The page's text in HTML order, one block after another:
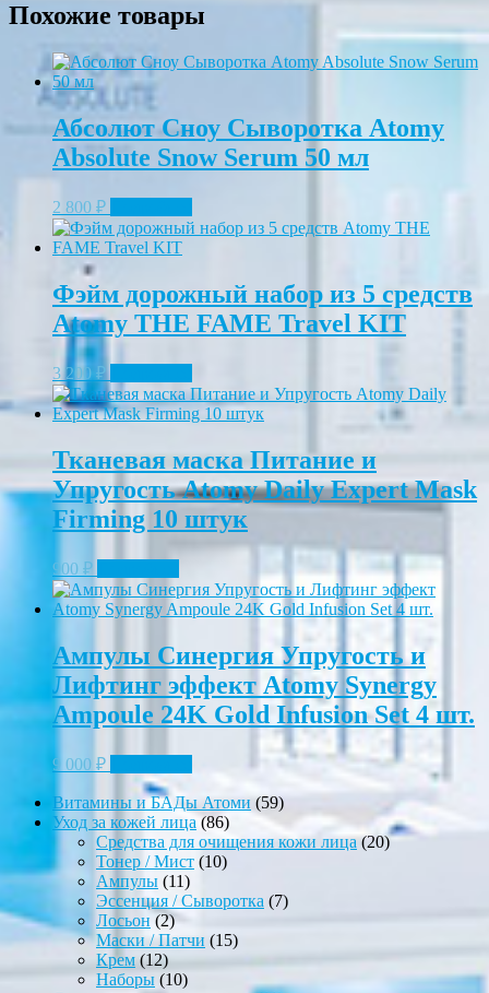
Похожие товары
Абсолют Сноу Сыворотка Atomy
Absolute Snow Serum 50 мл
2 800 ₽
Фэйм дорожный набор из 5 средств
Atomy THE FAME Travel KIT
3 200 ₽
Тканевая маска Питание и
Упругость Atomy Daily Expert Mask
Firming 10 штук
900 ₽
Ампулы Синергия Упругость и
Лифтинг эффект Atomy Synergy
Ampoule 24K Gold Infusion Set 4 шт.
9 000 ₽
Витамины и БАДы Атоми 5959
товаров
Уход за кожей лица 8686
товаров
Средства для очищения кожи лица 2020
Тонер / Мист 1010
Ампулы 1111
товаров
Эссенция / Сыворотка 77
Лосьон 22
товара
Маски / Патчи 1515
Крем 1212
товаров
Наборы 1010